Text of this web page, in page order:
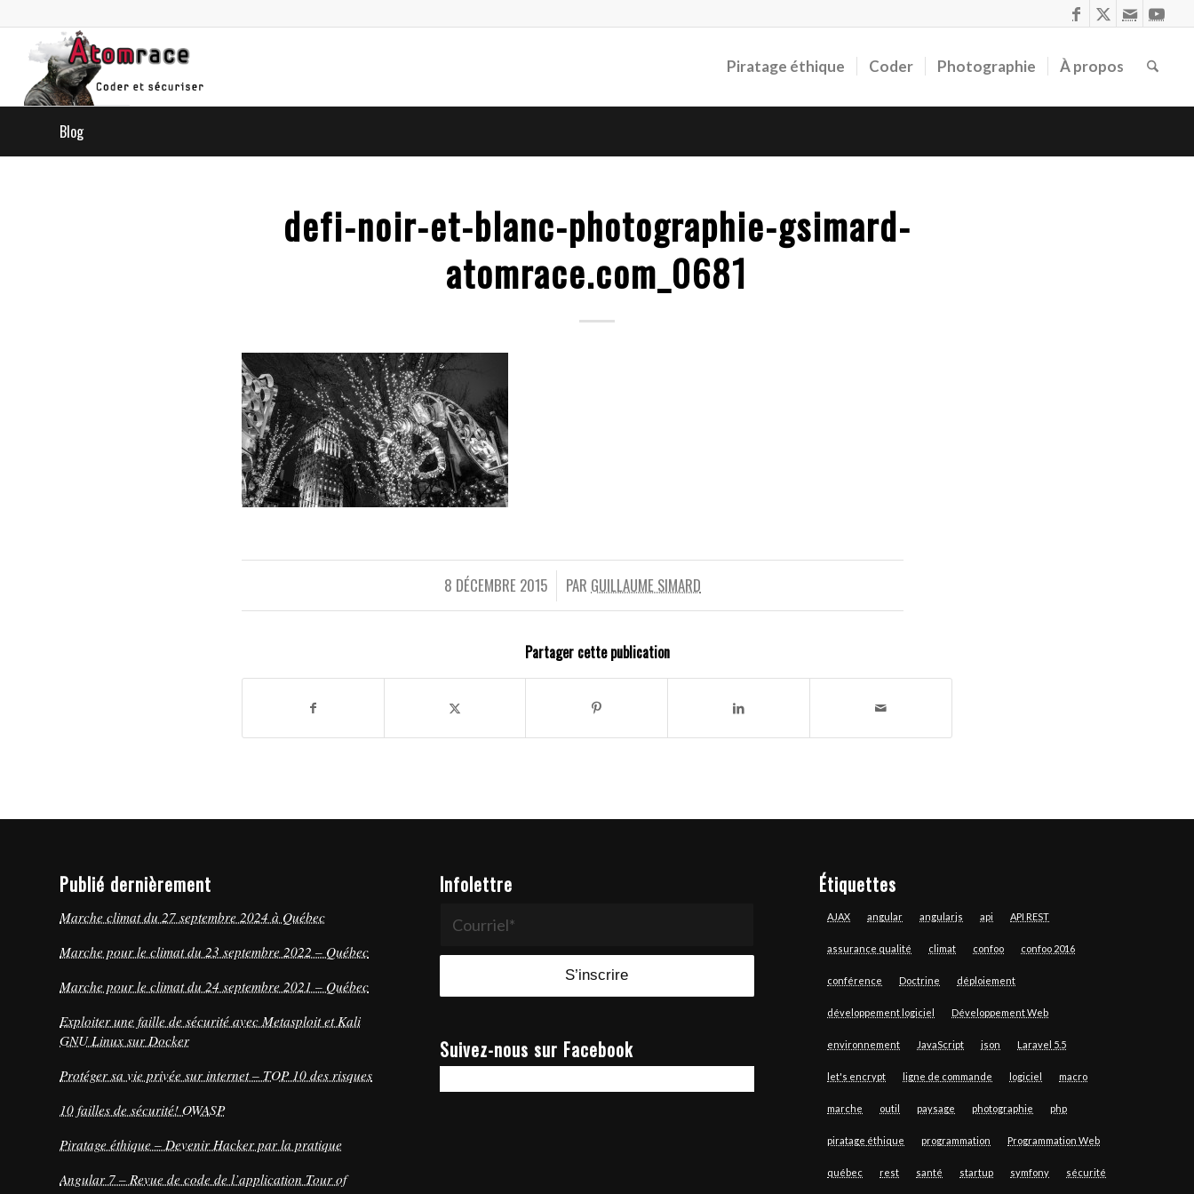
Piratage éthique Coder Photographie À propos
Blog
defi-noir-et-blanc-photographie-gsimard-
atomrace.com_0681
8 DÉCEMBRE 2015
/ PAR GUILLAUME SIMARD
Partager cette publication
Publié dernièrement
Marche climat du 27 septembre 2024 à Québec
Marche pour le climat du 23 septembre 2022 – Québec
Marche pour le climat du 24 septembre 2021 – Québec
Exploiter une faille de sécurité avec Metasploit et Kali
GNU Linux sur Docker
Protéger sa vie privée sur internet – TOP 10 des risques
10 failles de sécurité! OWASP
Piratage éthique – Devenir Hacker par la pratique
Angular 7 – Revue de code de l’application Tour of
Infolettre
Suivez-nous sur Facebook
Étiquettes
AJAX angular angularjs api API REST
assurance qualité climat confoo confoo 2016
conférence Doctrine déploiement
développement logiciel Développement Web
environnement JavaScript json Laravel 5.5
let's encrypt ligne de commande logiciel macro
marche outil paysage photographie php
piratage éthique programmation Programmation Web
québec rest santé startup symfony sécurité